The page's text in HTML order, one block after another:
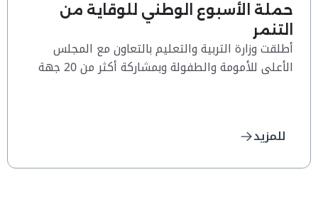
حملة الأسبوع الوطني للوقاية من
التنمر
أطلقت وزارة التربية والتعليم بالتعاون مع المجلس
الأعلى للأمومة والطفولة وبمشاركة أكثر من 20 جهة
للمزيد